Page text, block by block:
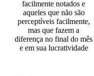
facilmente notados e
aqueles que não são
perceptíveis facilmente,
mas que fazem a
diferença no final do mês
e em sua lucratividade